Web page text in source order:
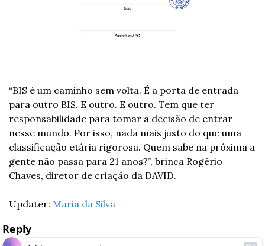
“BIS é um caminho sem volta. É a porta de entrada
para outro BIS. E outro. E outro. Tem que ter
responsabilidade para tomar a decisão de entrar
nesse mundo. Por isso, nada mais justo do que uma
classificação etária rigorosa. Quem sabe na próxima a
gente não passa para 21 anos?”, brinca Rogério
Chaves, diretor de criação da DAVID.
Updater: Maria da Silva
Reply